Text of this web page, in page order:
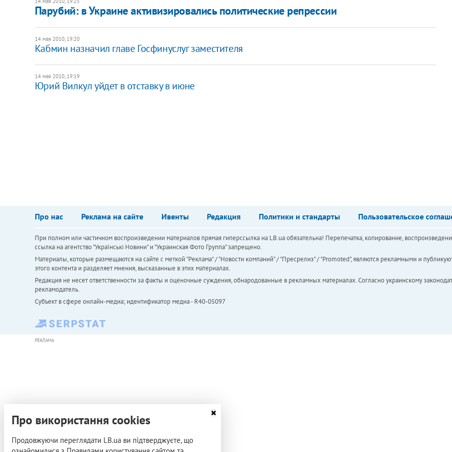
Парубий: в Украине активизировались политические репрессии
14 мая 2010, 19:20
Кабмин назначил главе Госфинуслуг заместителя
14 мая 2010, 19:19
Юрий Вилкул уйдет в отставку в июне
Про нас Реклама на сайте Ивенты Редакция Политики и стандарты Пользовательское
При полном или частичном воспроизведении материалов прямая гиперссылка на LB.ua обязательна! Перепечатка, копирование,
ссылка на агентство "Українськi Новини" и "Украинская Фото Группа" запрещено.
Материалы, которые размещаются на сайте с меткой "Реклама" / "Новости компаний" / "Пресрелиз" / "Promoted", являются рекламными и
этого контента и разделяет мнения, высказанные в этих материалах.
Редакция не несет ответственности за факты и оценочные суждения, обнародованные в рекламных материалах. Согласно украинскому
рекламодатель.
Субъект в сфере онлайн-медиа; идентификатор медиа - R40-05097
РЕКЛАМА
Про використання cookies
Продовжуючи переглядати LB.ua ви підтверджуєте, що